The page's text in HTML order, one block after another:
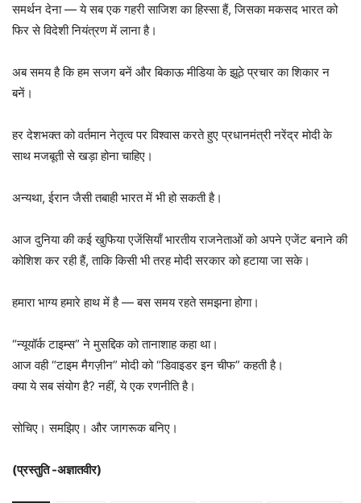
समर्थन देना — ये सब एक गहरी साजिश का हिस्सा हैं, जिसका मकसद भारत को
फिर से विदेशी नियंत्रण में लाना है।
अब समय है कि हम सजग बनें और बिकाऊ मीडिया के झूठे प्रचार का शिकार न
बनें।
हर देशभक्त को वर्तमान नेतृत्व पर विश्वास करते हुए प्रधानमंत्री नरेंद्र मोदी के
साथ मजबूती से खड़ा होना चाहिए।
अन्यथा, ईरान जैसी तबाही भारत में भी हो सकती है।
आज दुनिया की कई खुफिया एजेंसियाँ भारतीय राजनेताओं को अपने एजेंट बनाने की
कोशिश कर रही हैं, ताकि किसी भी तरह मोदी सरकार को हटाया जा सके।
हमारा भाग्य हमारे हाथ में है — बस समय रहते समझना होगा।
“न्यूयॉर्क टाइम्स” ने मुसद्दिक को तानाशाह कहा था।
आज वही “टाइम मैगज़ीन” मोदी को “डिवाइडर इन चीफ” कहती है।
क्या ये सब संयोग है? नहीं, ये एक रणनीति है।
सोचिए। समझिए। और जागरूक बनिए।
(प्रस्तुति -अज्ञातवीर)